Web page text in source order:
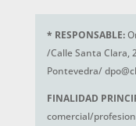
* RESPONSABLE:
/Calle Santa Clara,
Pontevedra/
FINALIDAD
comercial/